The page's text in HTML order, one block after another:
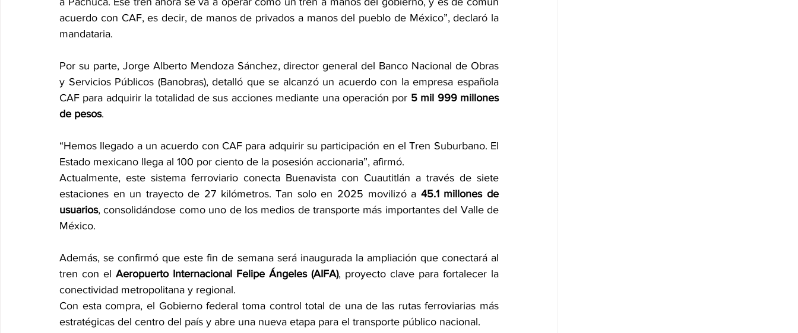
acuerdo con CAF, es decir, de manos de privados a manos del pueblo de México”, declaró la
mandataria.
Por su parte, Jorge Alberto Mendoza Sánchez, director general del Banco Nacional de Obras
y Servicios Públicos (Banobras), detalló que se alcanzó un acuerdo con la empresa española
CAF para adquirir la totalidad de sus acciones mediante una operación por 5 mil 999 millones
de pesos.
“Hemos llegado a un acuerdo con CAF para adquirir su participación en el Tren Suburbano. El
Estado mexicano llega al 100 por ciento de la posesión accionaria”, afirmó.
Actualmente, este sistema ferroviario conecta Buenavista con Cuautitlán a través de siete
estaciones en un trayecto de 27 kilómetros. Tan solo en 2025 movilizó a 45.1 millones de
usuarios, consolidándose como uno de los medios de transporte más importantes del Valle de
México.
Además, se confirmó que este fin de semana será inaugurada la ampliación que conectará al
tren con el Aeropuerto Internacional Felipe Ángeles (AIFA), proyecto clave para fortalecer la
conectividad metropolitana y regional.
Con esta compra, el Gobierno federal toma control total de una de las rutas ferroviarias más
estratégicas del centro del país y abre una nueva etapa para el transporte público nacional.